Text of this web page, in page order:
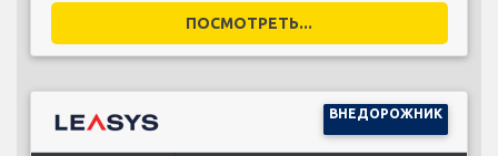
ПОСМОТРЕТЬ...
ВНЕДОРОЖНИК